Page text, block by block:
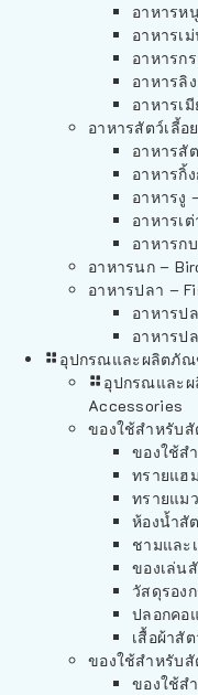
อาหารห
อาหารเ
อาหารก
อาหารลิ
อาหารเ
อาหารสัตว์เลี้อ
อาหารสั
อาหารกิ้
อาหารงู
อาหารเ
อาหารก
อาหารนก –
อาหารปลา –
อาหารป
อาหารป
อุปกรณและผลิตภัณ
อุปกรณและ
Accessories
ของใช้สำหรับสั
ของใช้ส
ทรายแฮ
ทรายแม
ห้องน้ำสั
ชามและ
ของเล่น
วัสดุรอง
ปลอกคอ
เสื้อผ้าสั
ของใช้สำหรับสั
ของใช้ส